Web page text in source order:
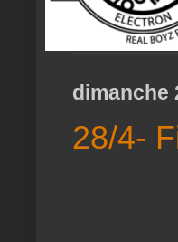
dimanche
28/4-